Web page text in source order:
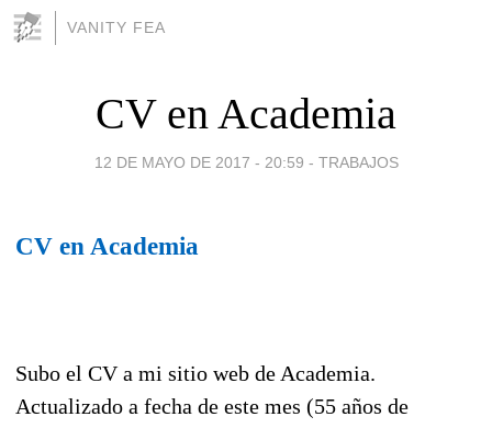
VANITY FEA
CV en Academia
12 DE MAYO DE 2017 - 20:59 - TRABAJOS
CV en Academia
Subo el CV a mi sitio web de Academia.
Actualizado a fecha de este mes (55 años de